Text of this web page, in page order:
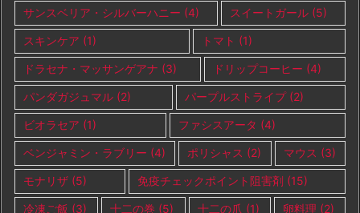
サンスベリア・シルバーハニー (4) スイートガール (5)
スキンケア (1) トマト (1)
ドラセナ・マッサンゲアナ (3) ドリップコーヒー (4)
パンダガジュマル (2) パープルストライプ(2)
ビオラセア (1) ファシスアータ (4)
ベンジャミン・ラブリー (4) ポリシャス (2) マウス (3)
モナリザ (5) 免疫チェックポイント阻害剤 (15)
冷凍ご飯 (3) 十二の巻 (5) 十二の爪 (1) 卵料理 (2)